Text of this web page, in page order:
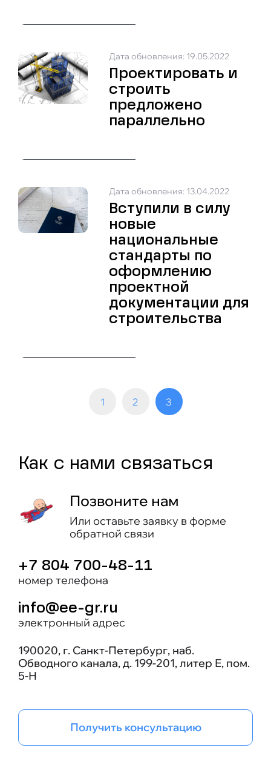
Дата обновления: 19.05.2022
Проектировать и
строить
предложено
параллельно
Дата обновления: 13.04.2022
Вступили в силу
новые
национальные
стандарты по
оформлению
проектной
документации для
строительства
1 2 3
Как c нами связаться
Позвоните нам
Или оставьте заявку в форме
обратной связи
+7 804 700-48-11
номер телефона
info@ee-gr.ru
электронный адрес
190020, г. Санкт-Петербург, наб.
Обводного канала, д. 199-201, литер Е, пом.
5-Н
Получить консультацию